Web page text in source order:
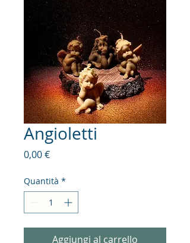
Angioletti
0,00 €Prezzo
Quantità *
Aggiungi al carrello